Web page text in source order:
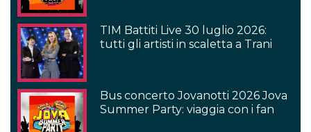
TIM Battiti Live 30 luglio 2026:
tutti gli artisti in scaletta a Trani
Bus concerto Jovanotti 2026 Jova
Summer Party: viaggia con i fan